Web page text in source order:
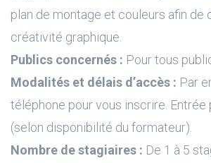
plan de montage et couleurs afin de
créativité graphique.
Publics concernés : Pour tous
Modalités et délais d’accès : Par
téléphone pour vous inscrire. Entrée
(selon disponibilité du formateur).
Nombre de stagiaires : De 1 à 5